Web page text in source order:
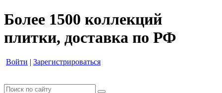
Более 1500 коллекций
плитки, доставка по РФ
Войти | Зарегистрироваться